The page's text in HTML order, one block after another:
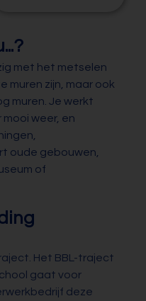
met het metselen
muren zijn, maar ook
muren. Je werkt
mooi weer, en
oude gebouwen,
of
Het BBL-traject
gaat voor
deze